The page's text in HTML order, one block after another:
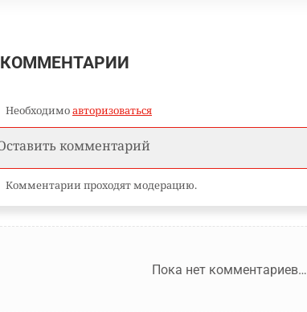
КОММЕНТАРИИ
Необходимоавторизоваться
Комментарии проходят модерацию.
Пока нет комментариев…